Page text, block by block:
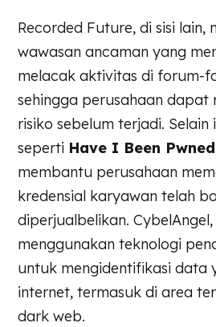
Recorded Future, di sisi lain,
wawasan ancaman yang
melacak aktivitas di forum-
sehingga perusahaan dapat
risiko sebelum terjadi. Selain
seperti Have I Been Pwned
membantu perusahaan
kredensial karyawan telah
diperjualbelikan.
menggunakan teknologi
untuk mengidentifikasi data
internet, termasuk di area
dark web.